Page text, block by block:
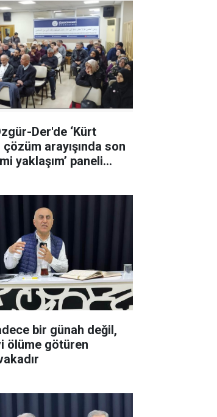
Der'de ‘Kürt
arayışında son
bir günah değil,
ölüme götüren